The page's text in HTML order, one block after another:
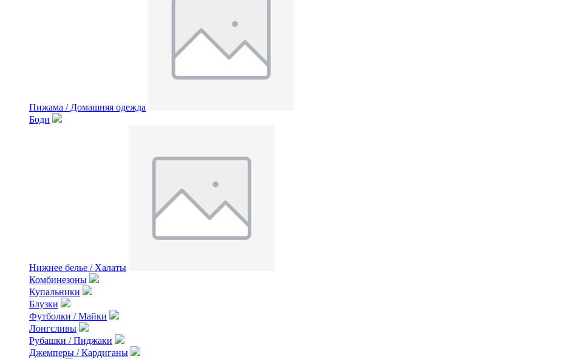
Пижама / Домашняя одежда
Боди
Нижнее белье / Халаты
Комбинезоны
Купальники
Блузки
Футболки / Майки
Лонгсливы
Рубашки / Пиджаки
Джемперы / Кардиганы